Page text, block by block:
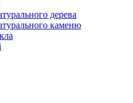
дерева
каменю